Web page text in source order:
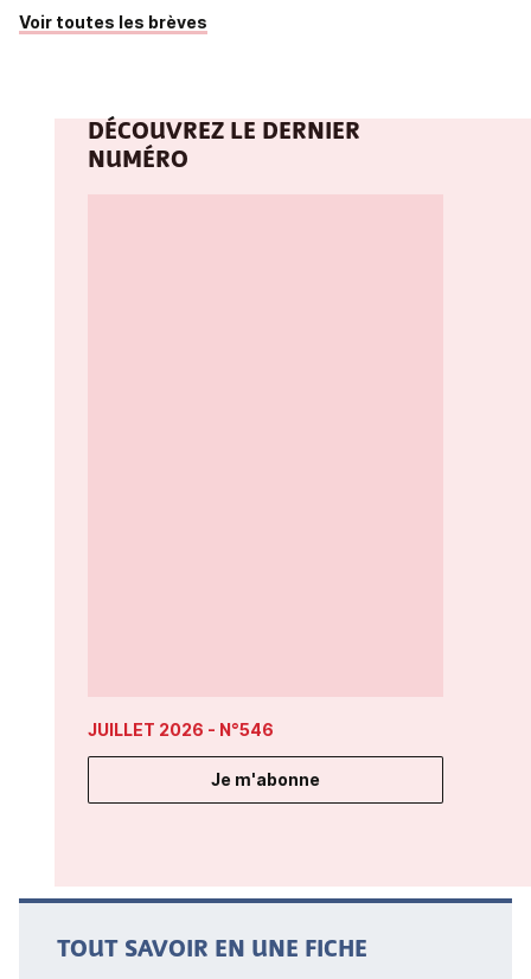
Voir toutes les brèves
DÉCOUVREZ LE DERNIER
NUMÉRO
JUILLET 2026 - N°546
Je m'abonne
TOUT SAVOIR EN UNE FICHE